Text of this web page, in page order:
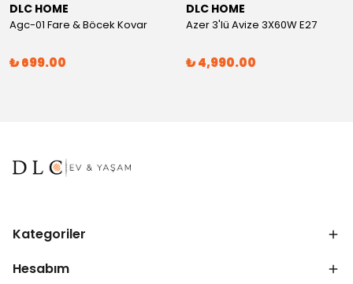
DLC HOME
Agc-01 Fare & Böcek Kovar
₺ 699.00
DLC HOME
Azer 3'lü Avize 3X60W E27
₺ 4,990.00
Kategoriler
Hesabım